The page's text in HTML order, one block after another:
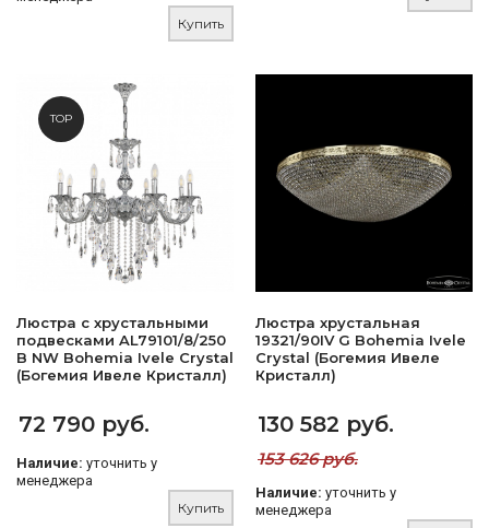
Купить
TOP
Люстра с хрустальными
подвесками AL79101/8/250
B NW Bohemia Ivele Crystal
(Богемия Ивеле Кристалл)
72 790 руб.
Наличие: уточнить у
менеджера
Купить
Люстра хрустальная
19321/90IV G Bohemia Ivele
Crystal (Богемия Ивеле
Кристалл)
130 582 руб.
153 626 руб.
Наличие: уточнить у
менеджера